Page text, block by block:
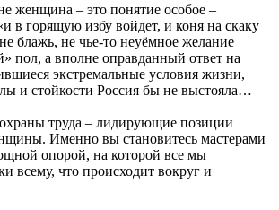
женщина – это понятие особое –
в горящую избу войдет, и коня на скаку
блажь, не чье-то неуёмное желание
пол, а вполне оправданный ответ на
экстремальные условия жизни,
и стойкости Россия бы не выстояла…
труда – лидирующие позиции
Именно вы становитесь мастерами
опорой, на которой все мы
всему, что происходит вокруг и